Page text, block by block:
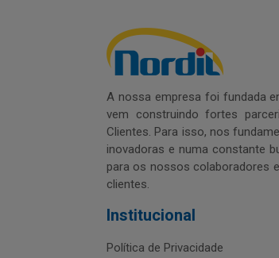
A nossa empresa foi fundada
vem construindo fortes
Clientes. Para isso, nos
inovadoras e numa constante
para os nossos colaboradores
clientes.
Institucional
Política de Privacidade